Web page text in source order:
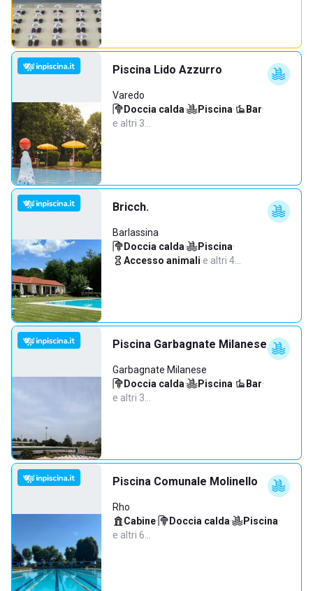
Piscina Lido Azzurro
Varedo
Doccia calda· Piscina· Bar·
e altri 3…
Bricch.
Barlassina
Doccia calda· Piscina·
Accesso animali·e altri 4…
Piscina Garbagnate Milanese
Garbagnate Milanese
Doccia calda· Piscina· Bar·
e altri 3…
Piscina Comunale Molinello
Rho
Cabine· Doccia calda· Piscina·
e altri 6…